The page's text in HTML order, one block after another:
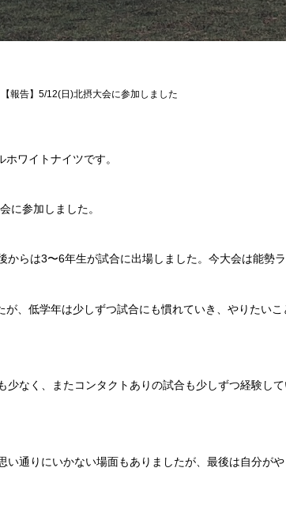
【報告】5/12(日)北摂大会に参加しました
ワイトナイツです。
に参加しました。
からは3〜6年生が試合に出場しました。今大会は能勢
が、低学年は少しずつ試合にも慣れていき、やりたい
少なく、またコンタクトありの試合も少しずつ経験し
い通りにいかない場面もありましたが、最後は自分が